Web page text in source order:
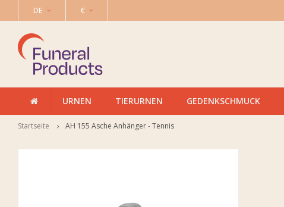
DE €
URNEN TIERURNEN GEDENKSCHMUCK
Startseite AH 155 Asche Anhänger - Tennis